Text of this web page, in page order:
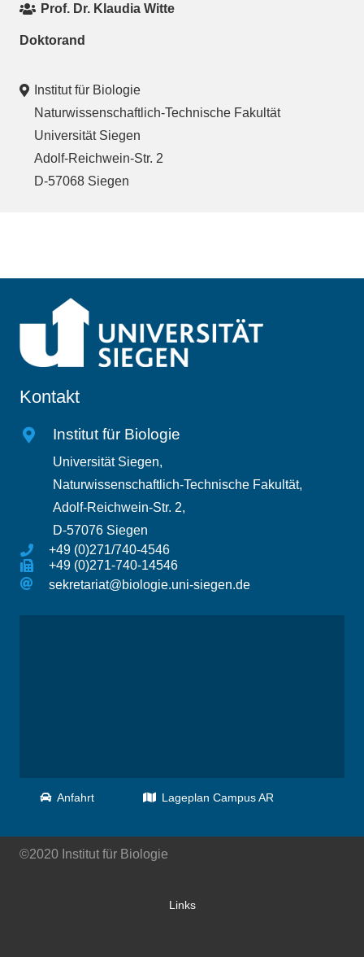
Prof. Dr. Klaudia Witte
Doktorand
Institut für Biologie
Naturwissenschaftlich-Technische Fakultät
Universität Siegen
Adolf-Reichwein-Str. 2
D-57068 Siegen
Kontakt
Institut für Biologie
Universität Siegen,
Naturwissenschaftlich-Technische Fakultät,
Adolf-Reichwein-Str. 2,
D-57076 Siegen
+49 (0)271/740-4546
+49 (0)271-740-14546
sekretariat@biologie.uni-siegen.de
Anfahrt Lageplan Campus AR
©2020 Institut für Biologie
Links